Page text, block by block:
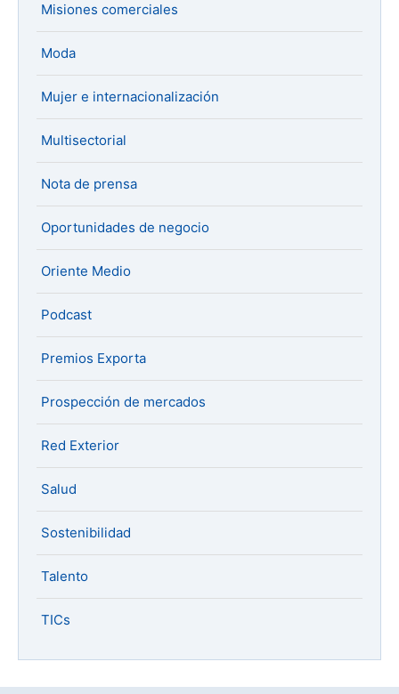
Misiones comerciales
Moda
Mujer e internacionalización
Multisectorial
Nota de prensa
Oportunidades de negocio
Oriente Medio
Podcast
Premios Exporta
Prospección de mercados
Red Exterior
Salud
Sostenibilidad
Talento
TICs